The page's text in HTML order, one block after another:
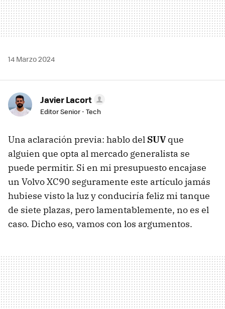
14 Marzo 2024
Javier Lacort
Editor Senior - Tech
Una aclaración previa: hablo del SUVque
alguien que opta al mercado generalista se
puede permitir. Si en mi presupuesto encajase
un Volvo XC90 seguramente este artículo jamás
hubiese visto la luz y conduciría feliz mi tanque
de siete plazas, pero lamentablemente, no es el
caso. Dicho eso, vamos con los argumentos.